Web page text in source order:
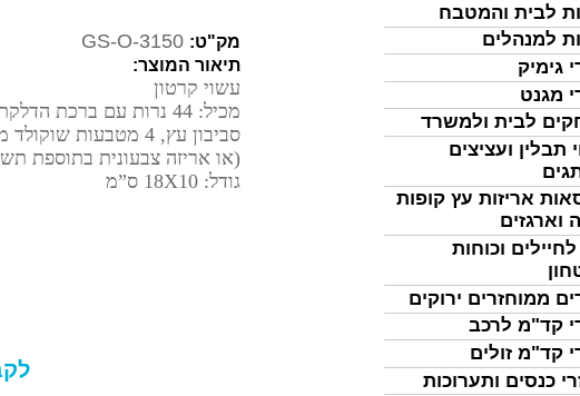
לבית והמטבח
למנהלים
גימיק
מגנט
לבית ולמשרד
תבלין ועציצים
אריזות עץ קופות
וארגזים
לחיילים וכוחות
ממוחזרים ירוקים
קד"מ לרכב
קד"מ זולים
כנסים ותערוכות
מק"ט: GS-O-3150
תיאור המוצר:
עשוי קרטון
מכיל: 44 נרות עם ברכת הדלקת הנרות, קופסת גפרורים ממותגת צבעוני,
סביבון עץ, 4 מטבעות שוקולד מיתוג צבע אחד על גבי האריזה
(או אריזה צבעונית בתוספת
גודל: 18X10 ס”מ